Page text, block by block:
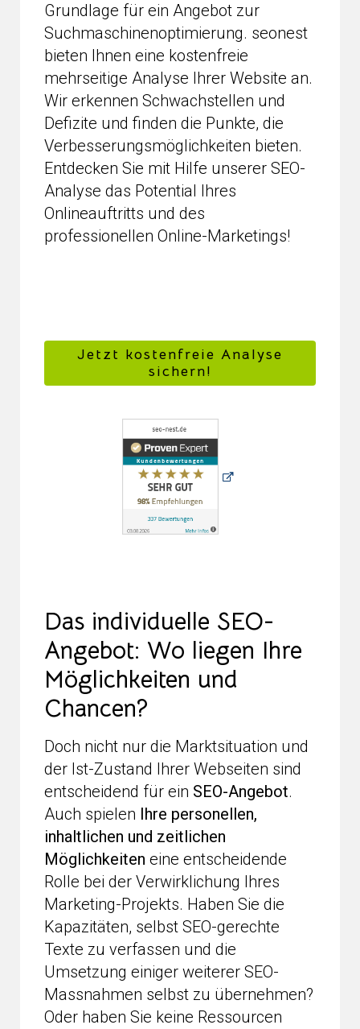
Grundlage für ein Angebot zur
Suchmaschinenoptimierung. seonest
bieten Ihnen eine kostenfreie
mehrseitige Analyse Ihrer Website an.
Wir erkennen Schwachstellen und
Defizite und finden die Punkte, die
Verbesserungsmöglichkeiten bieten.
Entdecken Sie mit Hilfe unserer SEO-
Analyse das Potential Ihres
Onlineauftritts und des
professionellen Online-Marketings!
Jetzt kostenfreie Analyse
sichern!
Das individuelle SEO-
Angebot: Wo liegen Ihre
Möglichkeiten und
Chancen?
Doch nicht nur die Marktsituation und
der Ist-Zustand Ihrer Webseiten sind
entscheidend für ein SEO-Angebot.
Auch spielen Ihre personellen,
inhaltlichen und zeitlichen
Möglichkeiten eine entscheidende
Rolle bei der Verwirklichung Ihres
Marketing-Projekts. Haben Sie die
Kapazitäten, selbst SEO-gerechte
Texte zu verfassen und die
Umsetzung einiger weiterer SEO-
Massnahmen selbst zu übernehmen?
Oder haben Sie keine Ressourcen